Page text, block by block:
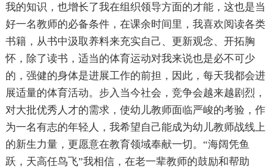
我的知识，也增长了我在组织领导方面的才能，这也是当
好一名教师的必备条件，在课余时间里，我喜欢阅读各类
书籍，从书中汲取养料来充实自己、更新观念、开拓胸
怀，除了读书，适当的体育运动对我来说也是必不可少
的，强健的身体是进展工作的前担，因此，每天我都会进
展适量的体育活动。步入当今社会，竞争会越来越剧烈，
对大批优秀人才的需求，使幼儿教师面临严峻的考验，作
为一名有志的年轻人，我希望自己能成为幼儿教师战线上
的新生力量，更愿意在教育领域奉献一切。“海阔凭鱼
跃，天高任鸟飞”我相信，在老一辈教师的鼓励和帮助